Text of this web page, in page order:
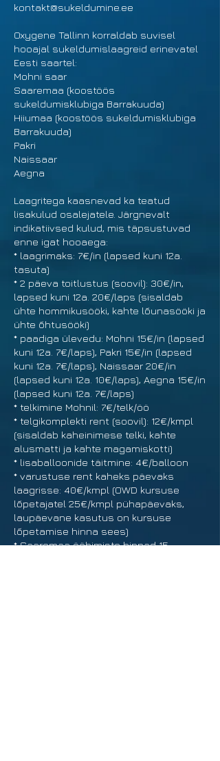
kontakt@sukeldumine.ee
Oxygene Tallinn korraldab suvisel
hooajal sukeldumislaagreid erinevatel
Eesti saartel:
Mohni saar
Saaremaa (koostöös
sukeldumisklubiga Barrakuuda)
Hiiumaa (koostöös sukeldumisklubiga
Barrakuuda)
Pakri
Naissaar
Aegna
Laagritega kaasnevad ka teatud
lisakulud osalejatele. Järgnevalt
indikatiivsed kulud, mis täpsustuvad
enne igat hooaega:
* laagrimaks: 7€/in (lapsed kuni 12a.
tasuta)
* 2 päeva toitlustus (soovil): 30€/in,
lapsed kuni 12a. 20€/laps (sisaldab
ühte hommikusööki, kahte lõunasööki ja
ühte õhtusööki)
* paadiga ülevedu: Mohni 15€/in (lapsed
kuni 12a. 7€/laps), Pakri 15€/in (lapsed
kuni 12a. 7€/laps), Naissaar 20€/in
(lapsed kuni 12a. 10€/laps), Aegna 15€/in
(lapsed kuni 12a. 7€/laps)
* telkimine Mohnil: 7€/telk/öö
* telgikomplekti rent (soovil): 12€/kmpl
(sisaldab kaheinimese telki, kahte
alusmatti ja kahte magamiskotti)
* lisaballoonide täitmine: 4€/balloon
* varustuse rent kaheks päevaks
laagrisse: 40€/kmpl (OWD kursuse
lõpetajatel 25€/kmpl pühapäevaks,
laupäevane kasutus on kursuse
lõpetamise hinna sees)
* Saaremaa ööbimiste hinnad 15-